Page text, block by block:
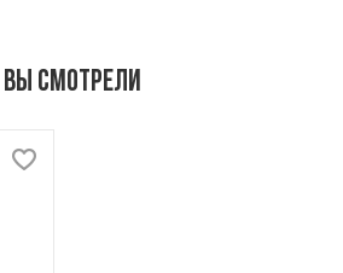
Вы смотрели